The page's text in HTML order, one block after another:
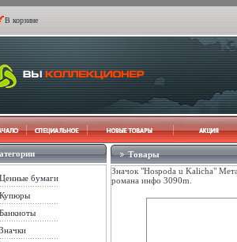
В корзине
Ценные бумаги
Купюры
Банкноты
Значки
Товары
Значок "Hospoda u Kalicha"
романа инфо 3090m.